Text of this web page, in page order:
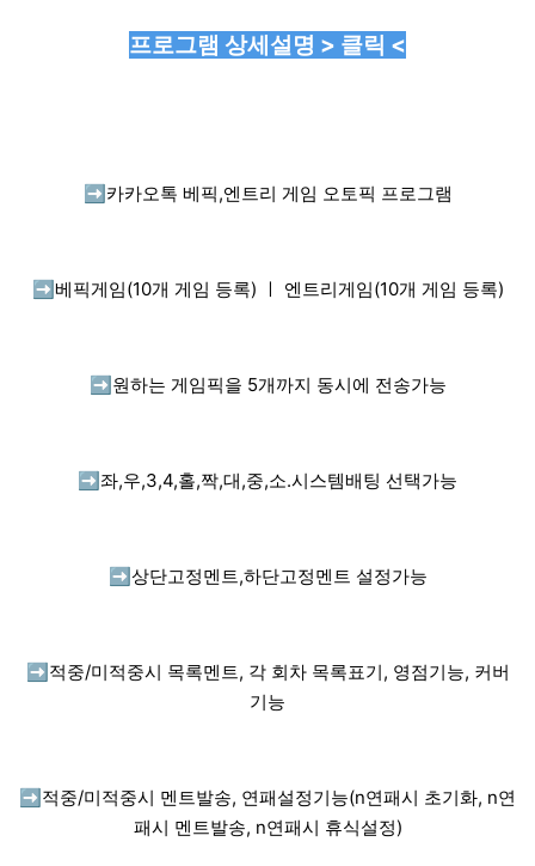
프로그램 상세설명 > 클릭 <
➡️ 카카오톡 베픽,엔트리 게임 오토픽 프로그램
➡️ 베픽게임(10개 게임 등록) ㅣ 엔트리게임(10개 게임 등록)
➡️ 원하는 게임픽을 5개까지 동시에 전송가능
➡️ 좌,우,3,4,홀,짝,대,중,소.시스템배팅 선택가능
➡️ 상단고정멘트,하단고정멘트 설정가능
➡️ 적중/미적중시 목록멘트, 각 회차 목록표기, 영점기능, 커버
기능
➡️ 적중/미적중시 멘트발송, 연패설정기능(n연패시 초기화, n연
패시 멘트발송, n연패시 휴식설정)